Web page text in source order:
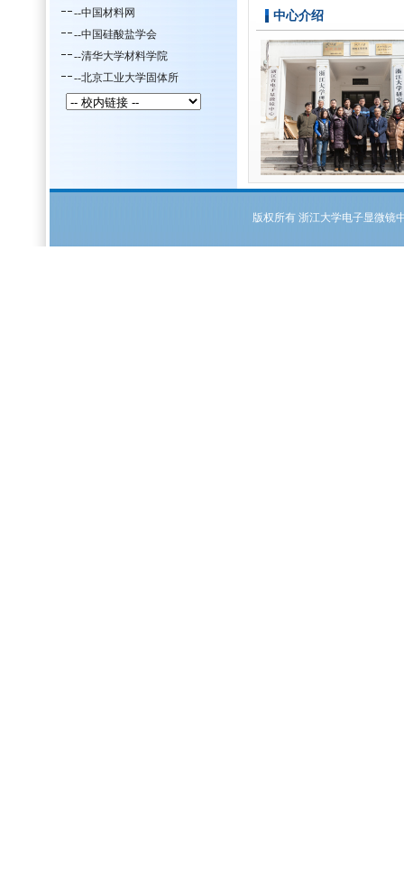
--中国材料网
--中国硅酸盐学会
--清华大学材料学院
--北京工业大学固体所
中心介绍
版权所有 浙江大学电子显微镜